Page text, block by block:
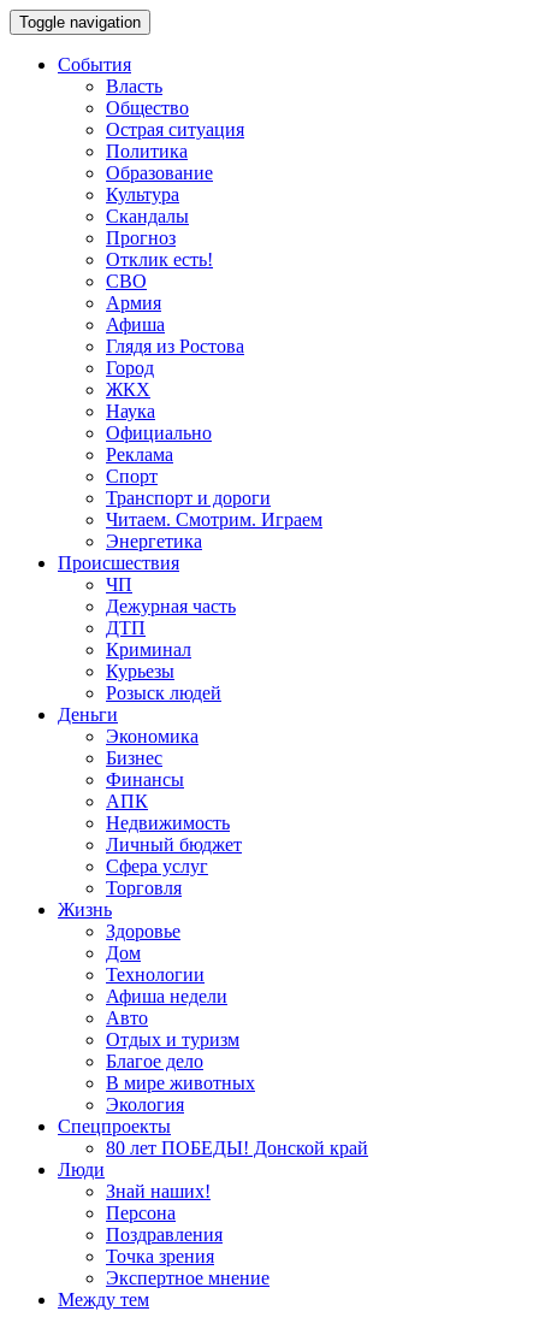
Toggle navigation
События
Власть
Общество
Острая ситуация
Политика
Образование
Культура
Скандалы
Прогноз
Отклик есть!
СВО
Армия
Афиша
Глядя из Ростова
Город
ЖКХ
Наука
Официально
Реклама
Спорт
Транспорт и дороги
Читаем. Смотрим. Играем
Энергетика
Происшествия
ЧП
Дежурная часть
ДТП
Криминал
Курьезы
Розыск людей
Деньги
Экономика
Бизнес
Финансы
АПК
Недвижимость
Личный бюджет
Сфера услуг
Торговля
Жизнь
Здоровье
Дом
Технологии
Афиша недели
Авто
Отдых и туризм
Благое дело
В мире животных
Экология
Спецпроекты
80 лет ПОБЕДЫ! Донской край
Люди
Знай наших!
Персона
Поздравления
Точка зрения
Экспертное мнение
Между тем